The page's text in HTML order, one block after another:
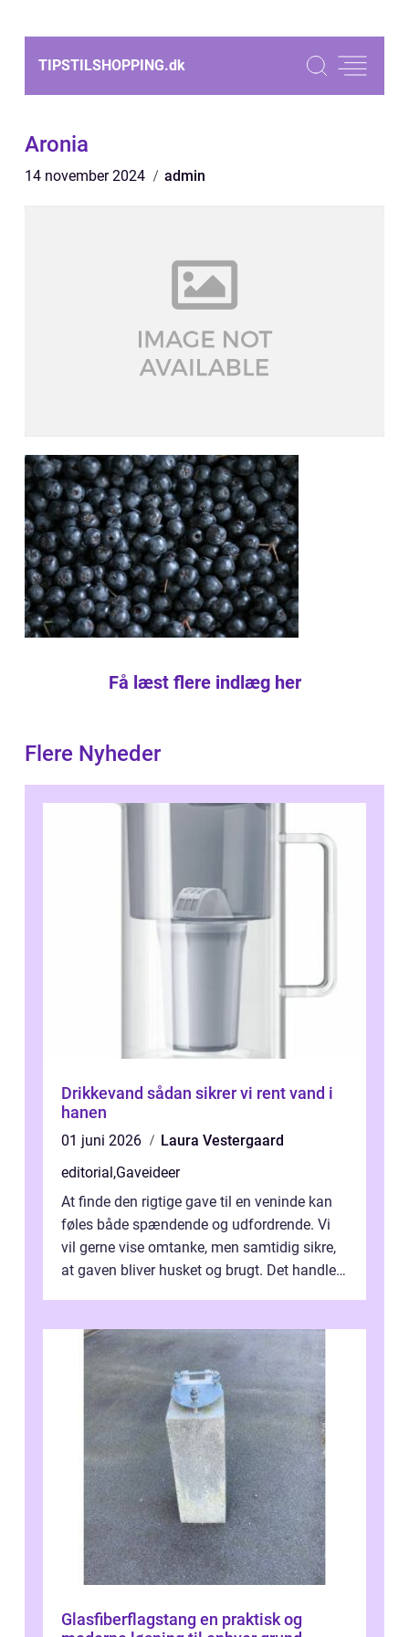
TIPSTILSHOPPING.dk
Aronia
14 november 2024 admin
Få læst flere indlæg her
Flere Nyheder
Drikkevand sådan sikrer vi rent vand i
hanen
01 juni 2026
Laura Vestergaard
editorial,Gaveideer
At finde den rigtige gave til en veninde kan
føles både spændende og udfordrende. Vi
vil gerne vise omtanke, men samtidig sikre,
at gaven bliver husket og brugt. Det handler
Glasfiberflagstang en praktisk og